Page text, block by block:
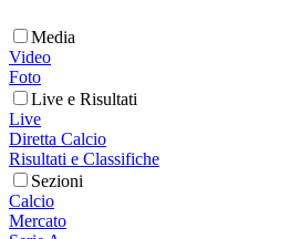
Media
Video
Foto
Live e Risultati
Live
Diretta Calcio
Risultati e Classifiche
Sezioni
Calcio
Mercato